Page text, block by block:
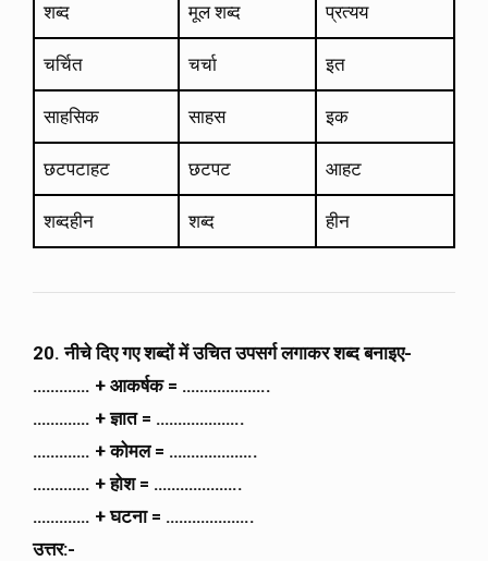
शब्द मूल शब्द प्रत्यय
चर्चित चर्चा इत
साहसिक साहस इक
छटपटाहट छटपट आहट
शब्दहीन शब्द हीन
20. नीचे दिए गए शब्दों में उचित उपसर्ग लगाकर शब्द बनाइए-
…………. + आकर्षक = ………………..
…………. + ज्ञात = ………………..
…………. + कोमल = ………………..
…………. + होश = ………………..
…………. + घटना = ………………..
उत्तर:-